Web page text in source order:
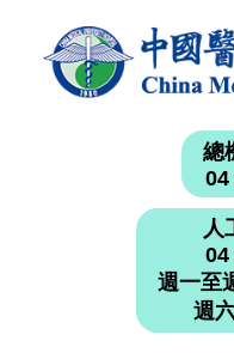
總
04
人
04
週一至
週